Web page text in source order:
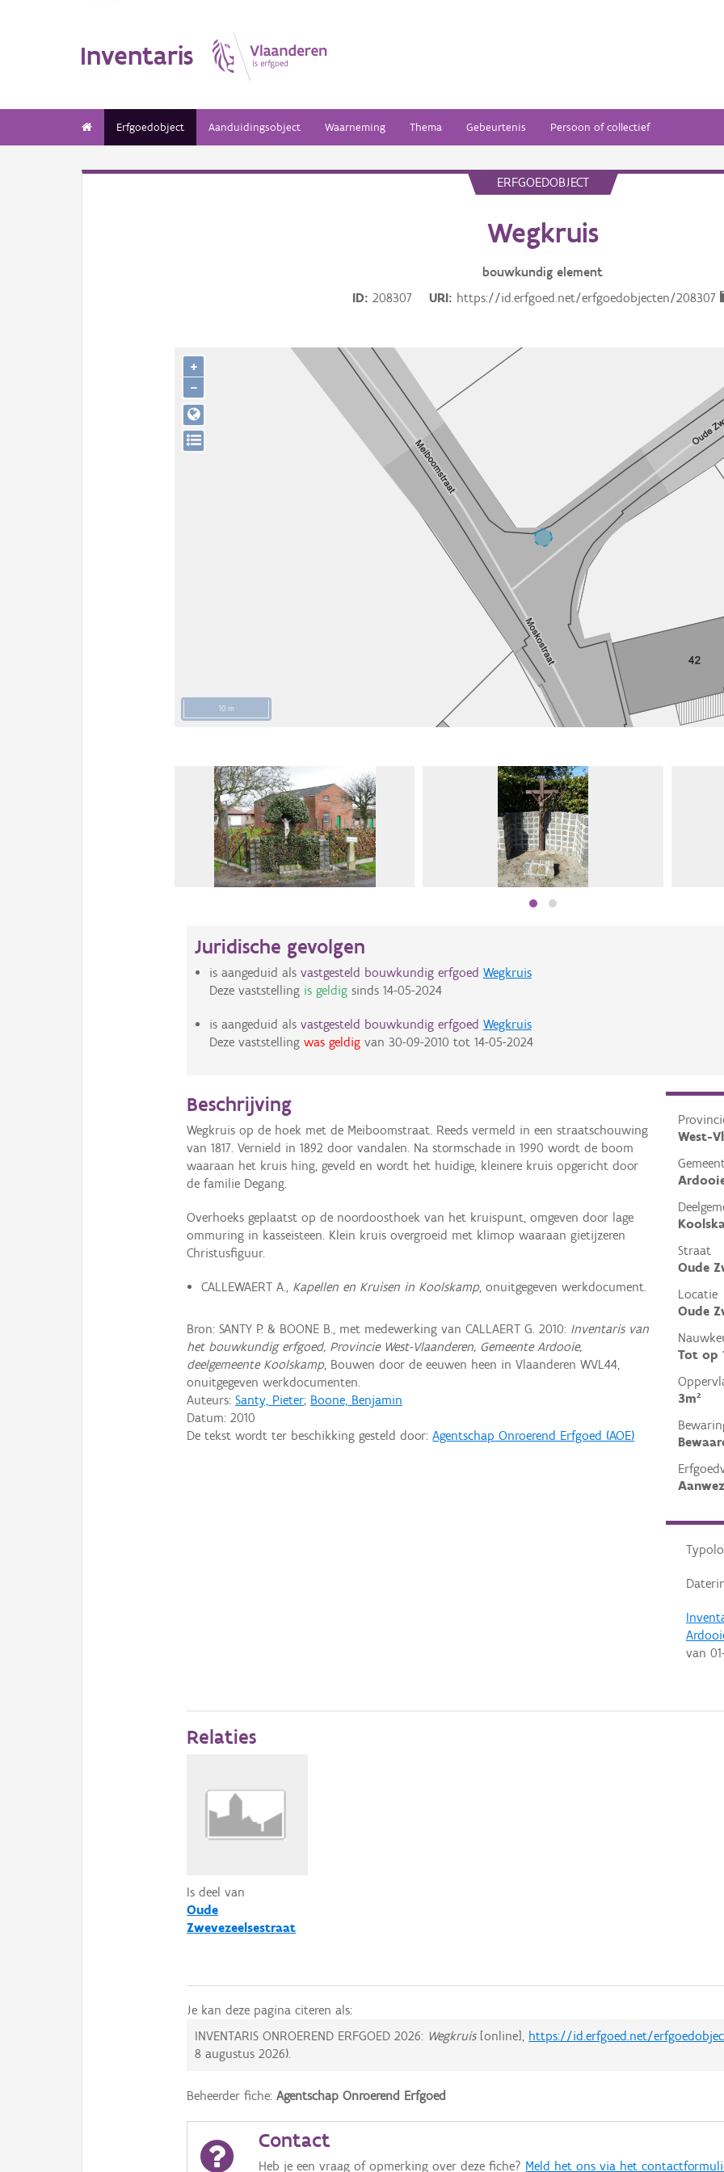
Inventaris
Erfgoedobject Aanduidingsobject Waarneming Thema Gebeurtenis Persoon of collectief
ERFGOEDOBJECT
Wegkruis
bouwkundig element
ID
208307 URI https://id.erfgoed.net/erfgoedobjecten/208307
10 m
+
−
Juridische gevolgen
is aangeduid als vastgesteld bouwkundig erfgoed Wegkruis
Deze vaststelling is geldigsinds 14-05-2024
is aangeduid als vastgesteld bouwkundig erfgoed Wegkruis
Deze vaststelling was geldigvan 30-09-2010 tot 14-05-2024
West-
Straat
Oude
Locatie
Oude
Tot op
3m²
van
Beschrijving
Wegkruis op de hoek met de Meiboomstraat. Reeds vermeld in een straatschouwing
van 1817. Vernield in 1892 door vandalen. Na stormschade in 1990 wordt de boom
waaraan het kruis hing, geveld en wordt het huidige, kleinere kruis opgericht door
de familie Degang.
Overhoeks geplaatst op de noordoosthoek van het kruispunt, omgeven door lage
ommuring in kasseisteen. Klein kruis overgroeid met klimop waaraan gietijzeren
Christusfiguur.
CALLEWAERT A., Kapellen en Kruisen in Koolskamp, onuitgegeven werkdocument.
Bron: SANTY P. & BOONE B., met medewerking van CALLAERT G. 2010: Inventaris van
het bouwkundig erfgoed, Provincie West-Vlaanderen, Gemeente Ardooie,
deelgemeente Koolskamp, Bouwen door de eeuwen heen in Vlaanderen WVL44,
onuitgegeven werkdocumenten.
Auteurs:Santy, Pieter; Boone, Benjamin
Datum:2010
De tekst wordt ter beschikking gesteld door:Agentschap Onroerend Erfgoed (AOE)
Relaties
Is deel van
Oude
Zwevezeelsestraat
Je kan deze pagina citeren als:
INVENTARIS ONROEREND ERFGOED 2026: Wegkruis[online], https://id.erfgoed.net/
8 augustus 2026).
Beheerder fiche:Agentschap Onroerend Erfgoed
Contact
Heb je een vraag of opmerking over deze fiche? Meld het ons via het